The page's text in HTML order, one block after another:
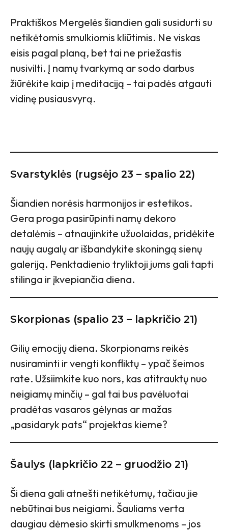
Praktiškos Mergelės šiandien gali susidurti su
netikėtomis smulkiomis kliūtimis. Ne viskas
eisis pagal planą, bet tai ne priežastis
nusivilti. Į namų tvarkymą ar sodo darbus
žiūrėkite kaip į meditaciją – tai padės atgauti
vidinę pusiausvyrą.
Svarstyklės (rugsėjo 23 – spalio 22)
Šiandien norėsis harmonijos ir estetikos.
Gera proga pasirūpinti namų dekoro
detalėmis – atnaujinkite užuolaidas, pridėkite
naujų augalų ar išbandykite skoningą sienų
galeriją. Penktadienio tryliktoji jums gali tapti
stilinga ir įkvepiančia diena.
Skorpionas (spalio 23 – lapkričio 21)
Gilių emocijų diena. Skorpionams reikės
nusiraminti ir vengti konfliktų – ypač šeimos
rate. Užsiimkite kuo nors, kas atitrauktų nuo
neigiamų minčių – gal tai bus pavėluotai
pradėtas vasaros gėlynas ar mažas
„pasidaryk pats“ projektas kieme?
Šaulys (lapkričio 22 – gruodžio 21)
Ši diena gali atnešti netikėtumų, tačiau jie
nebūtinai bus neigiami. Šauliams verta
daugiau dėmesio skirti smulkmenoms – jos